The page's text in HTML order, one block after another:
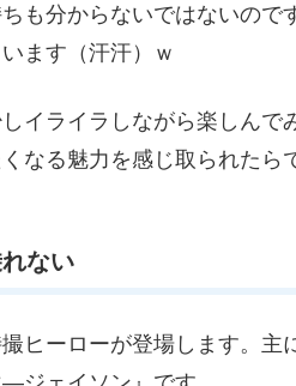
も分からないではないの
ます（汗汗）ｗ
イライラしながら楽しんで
る魅力を感じ取られたら
ない
ヒーローが登場します。